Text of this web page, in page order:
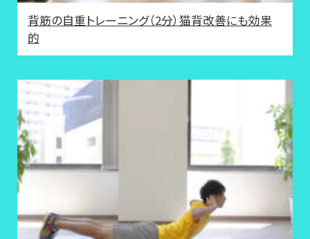
背筋の自重トレーニング（2分）猫背改善にも効果
的